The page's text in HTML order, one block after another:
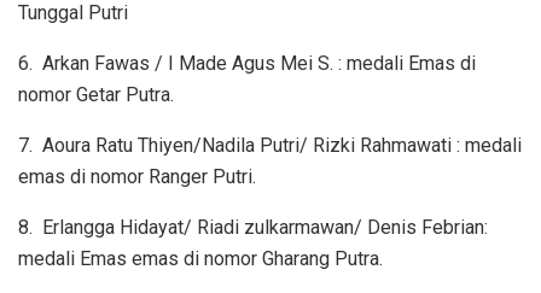
Tunggal Putri
6. Arkan Fawas / I Made Agus Mei S. : medali Emas di
nomor Getar Putra.
7. Aoura Ratu Thiyen/Nadila Putri/ Rizki Rahmawati : medali
emas di nomor Ranger Putri.
8. Erlangga Hidayat/ Riadi zulkarmawan/ Denis Febrian:
medali Emas emas di nomor Gharang Putra.